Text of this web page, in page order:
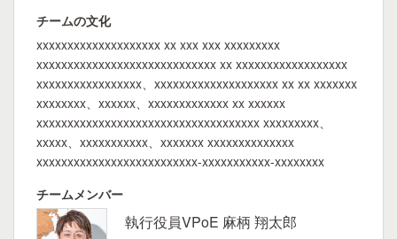
チームの文化
xxxxxxxxxxxxxxxxxxxx xx xxx xxx xxxxxxxxx
xxxxxxxxxxxxxxxxxxxxxxxxxxxxx xx xxxxxxxxxxxxxxxxxx
xxxxxxxxxxxxxxxxx、xxxxxxxxxxxxxxxxxxxx xx xx xxxxxxx
xxxxxxxx、xxxxxx、xxxxxxxxxxxxx xx xxxxxx
xxxxxxxxxxxxxxxxxxxxxxxxxxxxxxxxxxxx xxxxxxxxx、
xxxxx、xxxxxxxxxxx、xxxxxxx xxxxxxxxxxxxxx
xxxxxxxxxxxxxxxxxxxxxxxxxx-xxxxxxxxxxx-xxxxxxxx
チームメンバー
執行役員VPoE 麻柄 翔太郎